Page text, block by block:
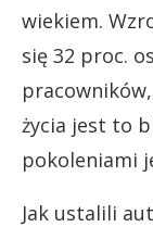
wiekiem.
się 32 proc.
życia jest to
pokoleniami
Jak ustalili